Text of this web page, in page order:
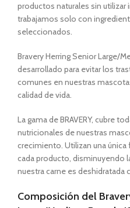
productos naturales sin utilizar
trabajamos solo con
seleccionados.
Bravery Herring Senior Large/
desarrollado para evitar los
comunes en nuestras
calidad de vida.
La gama de BRAVERY, cubre
nutricionales de nuestras
crecimiento. Utilizan una
cada producto, disminuyendo
nuestra carne es deshidratada
Composición del